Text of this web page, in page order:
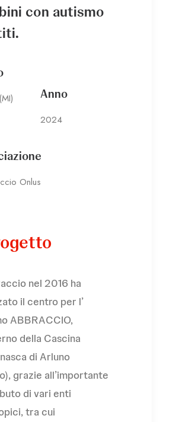
con autismo
Anno
2024
Onlus
nel 2016 ha
il centro per l’
ABBRACCIO,
della Cascina
di Arluno
grazie all’importante
di vari enti
tra cui